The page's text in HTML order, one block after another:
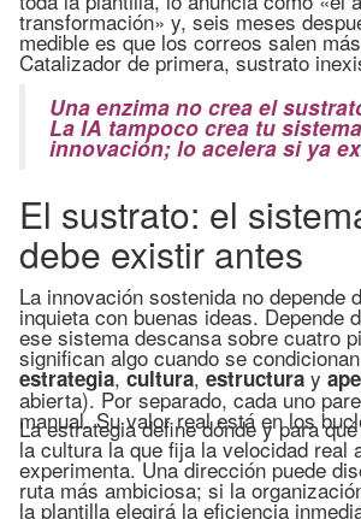
transformación» y, seis meses
medible es que los correos salen
Catalizador de primera, sustrato
Una enzima no crea el
La IA tampoco crea tu
innovación; lo acelera si ya
El sustrato: el
debe existir antes
La innovación sostenida no depende
inquieta con buenas ideas. Depende
ese sistema descansa sobre cuatro
significan algo cuando se
estrategia, cultura, estructura y
abierta). Por separado, cada uno
manual. Su valor real está en los
La estrategia define dónde y para
la cultura la que fija la velocidad real
experimenta. Una dirección puede
ruta más ambiciosa; si la
la plantilla elegirá la eficiencia